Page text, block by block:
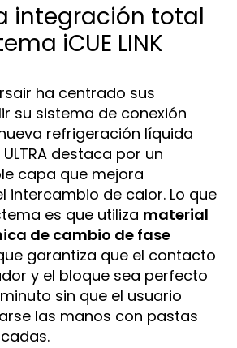
integración total
iCUE LINK
ha centrado sus
su sistema de conexión
refrigeración líquida
ULTRA destaca por un
capa que mejora
intercambio de calor. Lo que
es que utiliza material
de cambio de fase
garantiza que el contacto
y el bloque sea perfecto
sin que el usuario
las manos con pastas